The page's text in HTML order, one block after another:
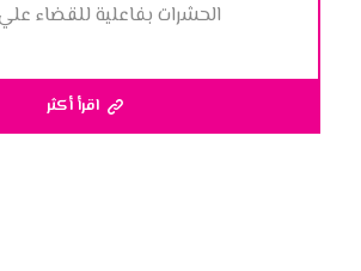
الحشرات بفاعلية للقضاء علي
اقرأ أكثر